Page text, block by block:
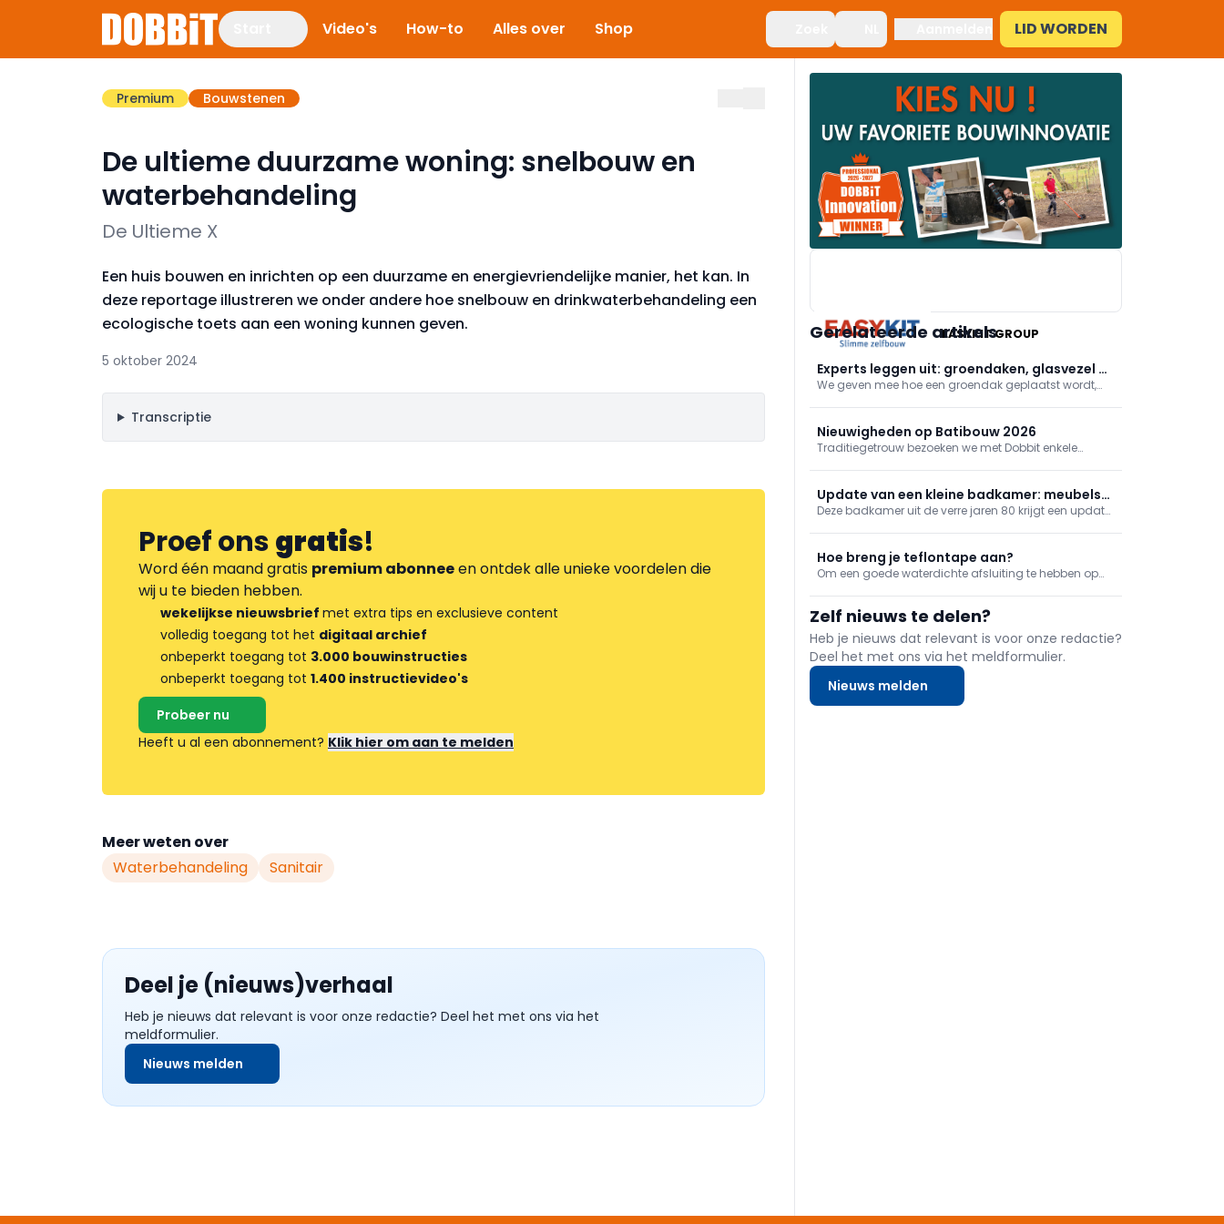
Video's How-to Alles over Shop LID WORDEN
Premium Bouwstenen
De ultieme duurzame woning: snelbouw en
waterbehandeling
De Ultieme X
Een huis bouwen en inrichten op een duurzame en energievriendelijke manier, het kan. In
deze reportage illustreren we onder andere hoe snelbouw en drinkwaterbehandeling een
ecologische toets aan een woning kunnen geven.
5 oktober 2024
Transcriptie
Proef onsgratis!
Word één maand gratis premium abonneeen ontdek alle unieke voordelen die
wij u te bieden hebben.
wekelijkse nieuwsbrief met extra tips en exclusieve content
volledig toegang tot het digitaal archief
onbeperkt toegang tot 3.000 bouwinstructies
onbeperkt toegang tot 1.400 instructievideo's
Probeer nu
Heeft u al een abonnement? Klik hier om aan te melden
Meer weten over
Waterbehandeling
Sanitair
Deel je (nieuws)verhaal
Heb je nieuws dat relevant is voor onze redactie? Deel het met ons via het
meldformulier.
Nieuws melden
EASYKIT GROUP
Gerelateerde artikels
Experts leggen uit: groendaken, glasvezel en
waterontharders
We geven mee hoe een groendak geplaatst wordt,
gezorgd zonder diesel, en hoe een glasvezelkabel
wordt aangesloten.
Nieuwigheden op Batibouw 2026
Traditiegetrouw bezoeken we met Dobbit enkele
bouw, doe-het-zelf en renovatie.
Update van een kleine badkamer: meubels
en sanitair
Deze badkamer uit de verre jaren 80 krijgt een update,
badkamer zijn eigen stijl. Zwart wordt de accentkleur.
Hoe breng je teflontape aan?
Om een goede waterdichte afsluiting te hebben op
mee hoe je het wel doet.
Zelf nieuws te delen?
Heb je nieuws dat relevant is voor onze redactie?
Deel het met ons via het meldformulier.
Nieuws melden